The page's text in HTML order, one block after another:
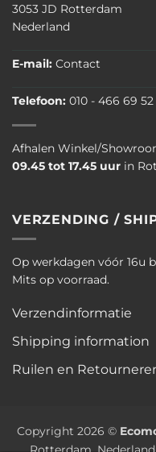
3053 JD Rotterdam
Nederland
E-mail: Contact
Telefoon: 010 - 466 69 52
Afhalen Winkel/
09.45 tot 17.45 uur in
VERZENDING /
Op werkdagen vóór 16u
Mits op voorraad.
Verzendinformatie
Shipping information
Ruilen en
Copyright 2026 ©